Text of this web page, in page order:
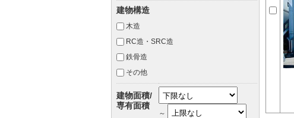
建物構造
木造
RC造・SRC造
鉄骨造
その他
建物面積/
専有面積
～